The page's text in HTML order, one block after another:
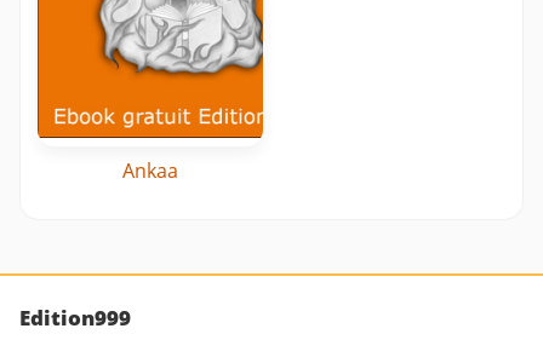
Ankaa
Edition999